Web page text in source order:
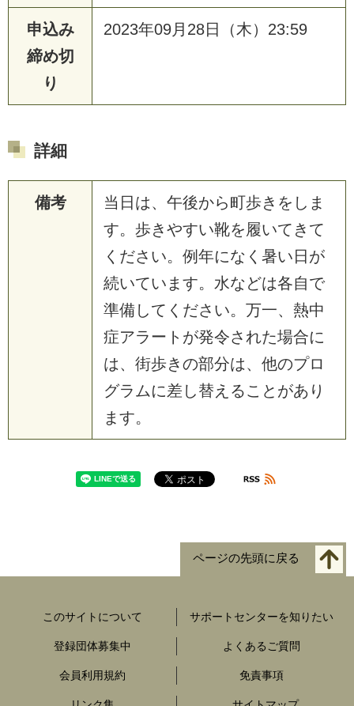
申込み
締め切
り
2023年09月28日（木）23:59
詳細
備考
当日は、午後から町歩きをしま
す。歩きやすい靴を履いてきて
ください。例年になく暑い日が
続いています。水などは各自で
準備してください。万一、熱中
症アラートが発令された場合に
は、街歩きの部分は、他のプロ
グラムに差し替えることがあり
ます。
ページの先頭に戻る
このサイトについて サポートセンターを知りたい
登録団体募集中 よくあるご質問
会員利用規約 免責事項